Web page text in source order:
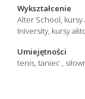
Wykształcenie
Alter School, kursy
Iniversity, kursy
Umiejętności
tenis, taniec ,